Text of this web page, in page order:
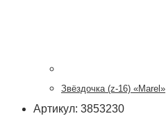
Звёздочка (z-16) «Marel»
Артикул: 3853230